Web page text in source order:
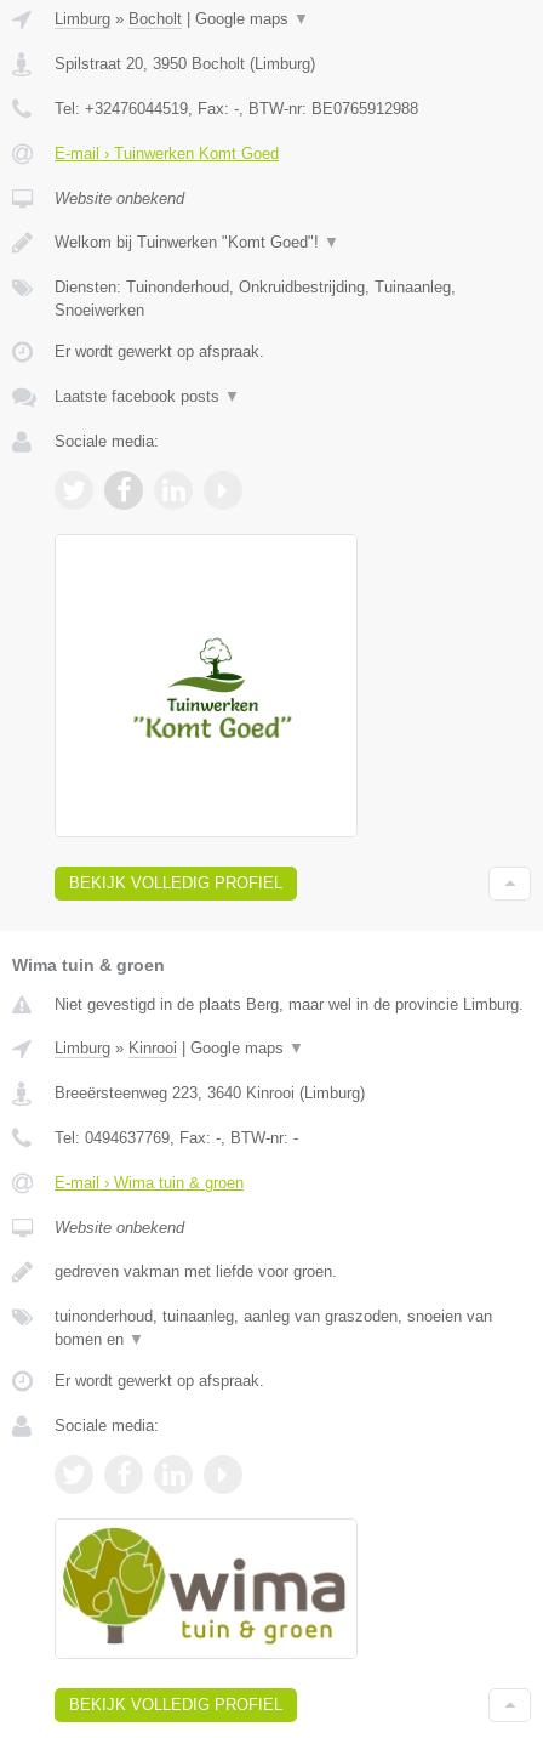
Limburg » Bocholt Google maps ▼
Spilstraat 20, 3950 Bocholt (Limburg)
Tel: +32476044519, Fax: -, BTW-nr: BE0765912988
E-mail › Tuinwerken Komt Goed
Website onbekend
Welkom bij Tuinwerken "Komt Goed"! ▼
Diensten: Tuinonderhoud, Onkruidbestrijding, Tuinaanleg,
Snoeiwerken
Er wordt gewerkt op afspraak.
Laatste facebook posts ▼
Sociale media:
BEKIJK VOLLEDIG PROFIEL
Wima tuin & groen
Niet gevestigd in de plaats Berg, maar wel in de provincie Limburg.
Limburg » Kinrooi Google maps ▼
Breeërsteenweg 223, 3640 Kinrooi (Limburg)
Tel: 0494637769, Fax: -, BTW-nr: -
E-mail › Wima tuin & groen
Website onbekend
gedreven vakman met liefde voor groen.
tuinonderhoud, tuinaanleg, aanleg van graszoden, snoeien van
bomen en ▼
Er wordt gewerkt op afspraak.
Sociale media:
BEKIJK VOLLEDIG PROFIEL